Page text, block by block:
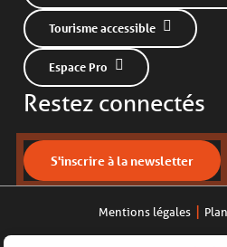
Tourisme accessible
Espace Pro
Restez connectés
S'inscrire à la newsletter
Mentions légales